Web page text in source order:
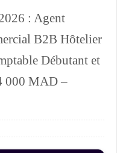
: Agent
B2B Hôtelier
Débutant et
000 MAD –